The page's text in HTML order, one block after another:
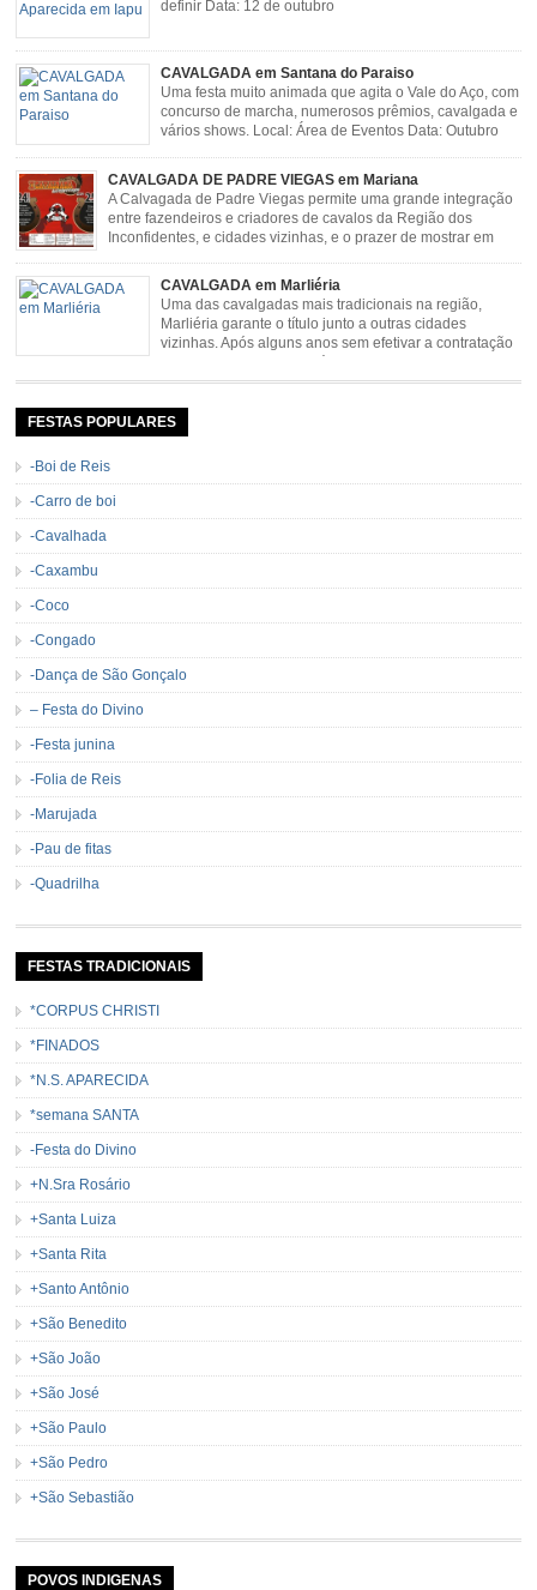
definir Data: 12 de outubro
CAVALGADA em Santana do Paraiso
Uma festa muito animada que agita o Vale do Aço, com
concurso de marcha, numerosos prêmios, cavalgada e
vários shows. Local: Área de Eventos Data: Outubro
CAVALGADA DE PADRE VIEGAS em Mariana
A Calvagada de Padre Viegas permite uma grande integração
entre fazendeiros e criadores de cavalos da Região dos
Inconfidentes, e cidades vizinhas, e o prazer de mostrar em
resgata cultura e saúde além de contar com apresentações musicais. Local:
Distrito de Padre Viegas, Antigo Campo de […]
CAVALGADA em Marliéria
Uma das cavalgadas mais tradicionais na região,
Marliéria garante o título junto a outras cidades
vizinhas. Após alguns anos sem efetivar a contratação
de grandes nomes da música sertaneja, em 2011 a
Cavalgada de Marliéria voltou, e não deixou dúvidas de que sua tradição
de […]
FESTAS POPULARES
-Boi de Reis
-Carro de boi
-Cavalhada
-Caxambu
-Coco
-Congado
-Dança de São Gonçalo
– Festa do Divino
-Festa junina
-Folia de Reis
-Marujada
-Pau de fitas
-Quadrilha
FESTAS TRADICIONAIS
*CORPUS CHRISTI
*FINADOS
*N.S. APARECIDA
*semana SANTA
-Festa do Divino
+N.Sra Rosário
+Santa Luiza
+Santa Rita
+Santo Antônio
+São Benedito
+São João
+São José
+São Paulo
+São Pedro
+São Sebastião
POVOS INDIGENAS